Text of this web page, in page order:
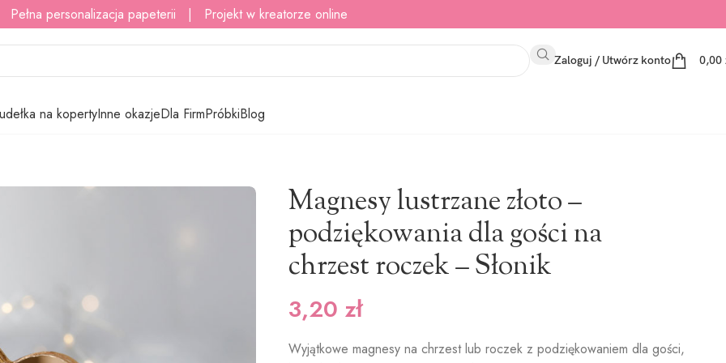
personalizacja papeterii | Projekt w kreatorze online
Zaloguj / Utwórz konto 0,00
na kopertyInne okazjeDla FirmPróbkiBlog
Magnesy lustrzane złoto –
podziękowania dla gości na
chrzest roczek – Słonik
3,20 zł
Wyjątkowe magnesy na chrzest lub roczek z podziękowaniem dla gości,